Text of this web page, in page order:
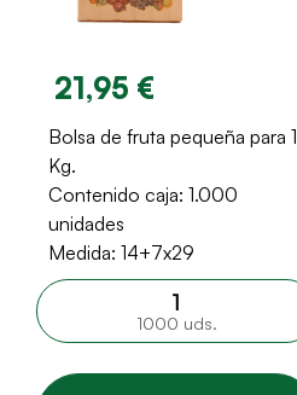
21,95 €
Bolsa de fruta pequeña para 1
Kg.
Contenido caja: 1.000
unidades
Medida: 14+7x29
1000 uds.